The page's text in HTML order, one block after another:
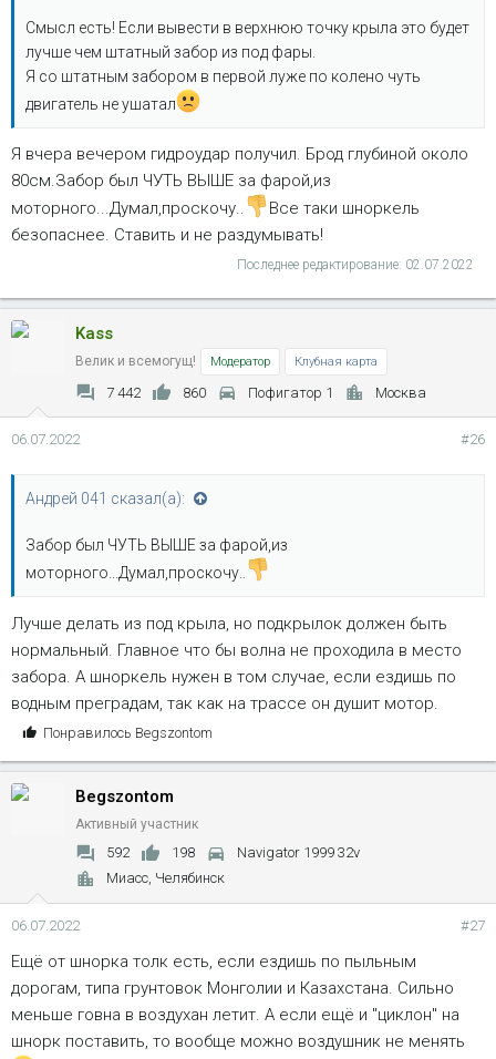
Смысл есть! Если вывести в верхнюю точку крыла это будет
лучше чем штатный забор из под фары.
Я со штатным забором в первой луже по колено чуть
двигатель не ушатал
Я вчера вечером гидроудар получил. Брод глубиной около
80см.Забор был ЧУТЬ ВЫШЕ за фарой,из
моторного...Думал,проскочу..
Все таки шноркель
безопаснее. Ставить и не раздумывать!
Последнее редактирование: 02.07.2022
Kass
Велик и всемогущ! Модератор Клубная карта
7 442 860 Пофигатор 1 Москва
06.07.2022 #26
Андрей 041 сказал(а):
Забор был ЧУТЬ ВЫШЕ за фарой,из
моторного...Думал,проскочу..
Лучше делать из под крыла, но подкрылок должен быть
нормальный. Главное что бы волна не проходила в место
забора. А шноркель нужен в том случае, если ездишь по
водным преградам, так как на трассе он душит мотор.
С
м
Понравилось Begszontom
Begszontom
Активный участник
592 198
Navigator 1999 32v
Миасс, Челябинск
06.07.2022 #27
Ещё от шнорка толк есть, если ездишь по пыльным
дорогам, типа грунтовок Монголии и Казахстана. Сильно
меньше говна в воздухан летит. А если ещё и "циклон" на
шнорк поставить, то вообще можно воздушник не менять